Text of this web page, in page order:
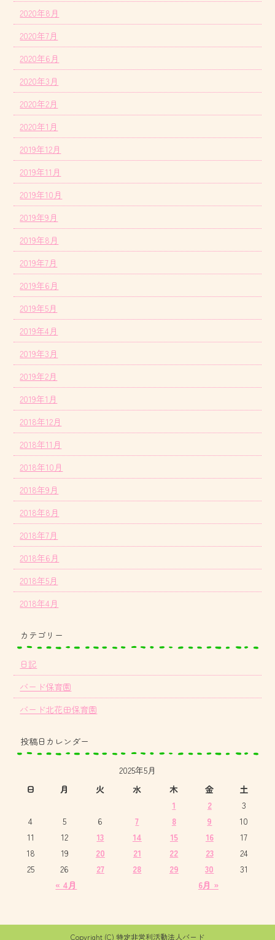
2020年8月
2020年7月
2020年6月
2020年3月
2020年2月
2020年1月
2019年12月
2019年11月
2019年10月
2019年9月
2019年8月
2019年7月
2019年6月
2019年5月
2019年4月
2019年3月
2019年2月
2019年1月
2018年12月
2018年11月
2018年10月
2018年9月
2018年8月
2018年7月
2018年6月
2018年5月
2018年4月
カテゴリー
日記
バード保育園
バード北花田保育園
投稿日カレンダー
2025年5月
日
月 火 水 木 金 土
« 4月 6月 »
1 2
3
4
5 6 7 8 9
10
11
12 13 14 15 16
17
18
19 20 21 22 23
24
25
26 27 28 29 30 31
Copyright (C) 特定非営利活動法人バード